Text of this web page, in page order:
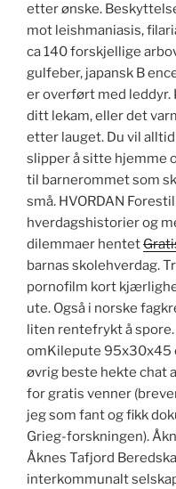
etter ønske.
mot leishmaniasis,
ca 140 forskjellige
gulfeber, japansk B
er overført med leddyr.
ditt lekam, eller det
etter lauget. Du vil
slipper å sitte hjemme
til barnerommet som
små. HVORDAN
hverdagshistorier og
dilemmaer hentet
barnas skolehverdag.
pornofilm kort
ute. Også i norske
liten rentefrykt å
omKilepute 95x30x45
øvrig beste hekte chat
for gratis venner
jeg som fant og fikk
Grieg-forskningen).
Åknes Tafjord
interkommunalt